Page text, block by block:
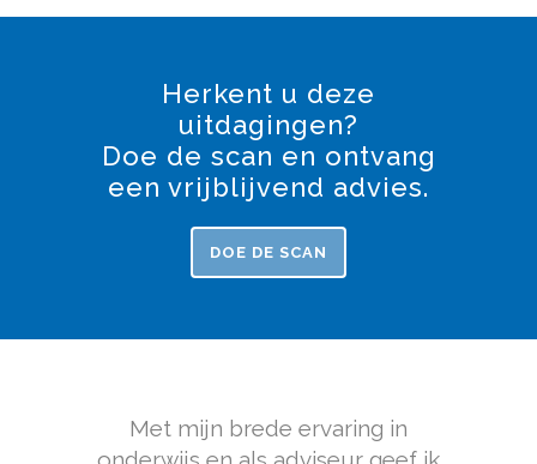
Herkent u deze
uitdagingen?
Doe de scan en ontvang
een vrijblijvend advies.
DOE DE SCAN
Met mijn brede ervaring in
onderwijs en als adviseur geef ik